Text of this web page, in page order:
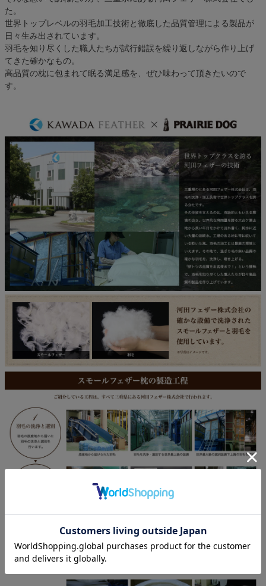
た。
世界トップレベルの羽毛加工技術と徹底した品質管理による製品が
日々生み出されています。
羽毛を知り尽くした職人たちが試行錯誤を繰り返しながら作り上げ
てきた確かなもの。
高品質の枕に包まれて眠る満足感を、ぜひ味わって頂きたいので
す。